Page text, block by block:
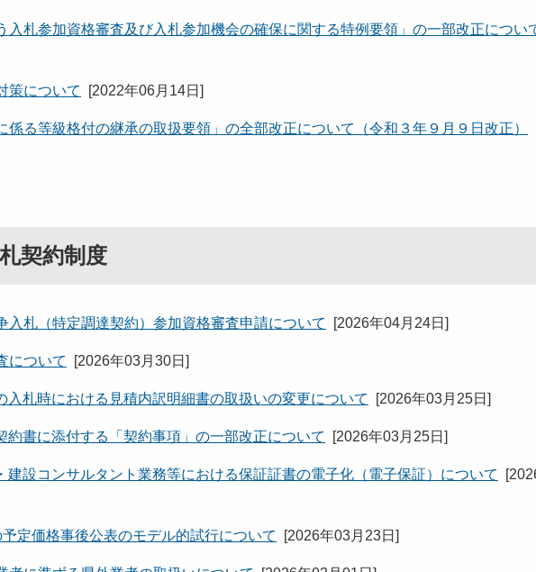
入札参加資格審査及び入札参加機会の確保に関する特例要領」の一部改正につい
策について [2022年06月14日 ]
係る等級格付の継承の取扱要領」の全部改正について（令和３年９月９日改正）
契約制度
入札（特定調達契約）参加資格審査申請について [2026年04月24日 ]
について [2026年03月30日 ]
入札時における見積内訳明細書の取扱いの変更について [2026年03月25日 ]
約書に添付する「契約事項」の一部改正について [2026年03月25日 ]
建設コンサルタント業務等における保証証書の電子化（電子保証）について [
予定価格事後公表のモデル的試行について [2026年03月23日 ]